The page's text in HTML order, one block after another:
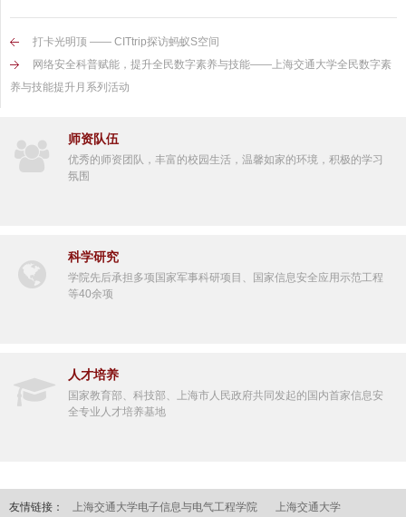
打卡光明顶 —— CITtrip探访蚂蚁S空间
网络安全科普赋能，提升全民数字素养与技能——上海交通大学全民数字素
养与技能提升月系列活动
师资队伍
优秀的师资团队，丰富的校园生活，温馨如家的环境，积极的学习
氛围
科学研究
学院先后承担多项国家军事科研项目、国家信息安全应用示范工程
等40余项
人才培养
国家教育部、科技部、上海市人民政府共同发起的国内首家信息安
全专业人才培养基地
友情链接： 上海交通大学电子信息与电气工程学院 上海交通大学